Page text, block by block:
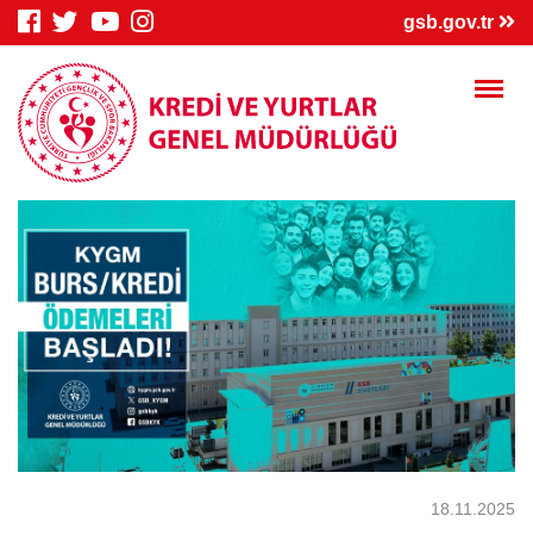
gsb.gov.tr
18.11.2025
×
Genç Bilgi
Sistemi
Spor Bilgi
Sistemi
Kredi/Yurt
İşlemleri
Kredi/Yurt E-
Ödeme
Kredi Borcu
Sorgula
Kredi/Bursum
Yattı mı?